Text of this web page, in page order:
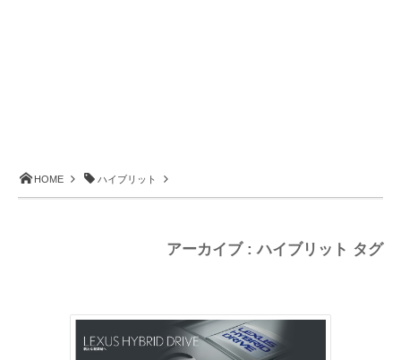
HOME ハイブリット
アーカイブ : ハイブリット タグ